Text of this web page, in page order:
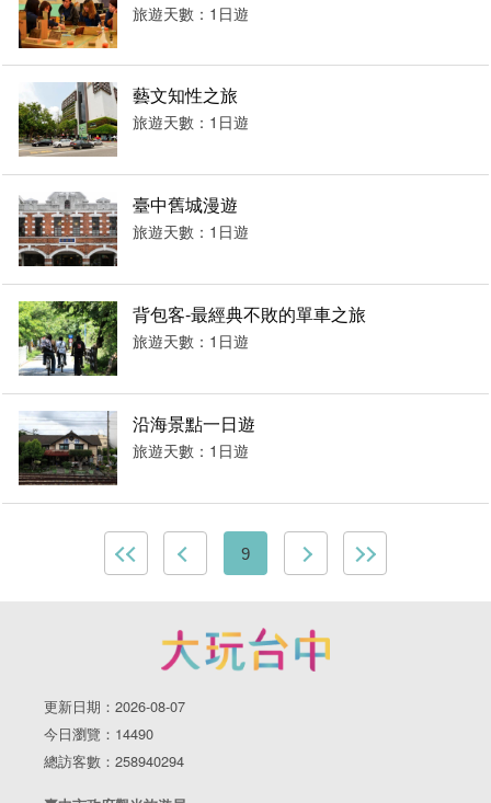
旅遊天數：1日遊
藝文知性之旅
旅遊天數：1日遊
臺中舊城漫遊
旅遊天數：1日遊
背包客-最經典不敗的單車之旅
旅遊天數：1日遊
沿海景點一日遊
旅遊天數：1日遊
9
更新日期：2026-08-07
今日瀏覽：14490
總訪客數：258940294